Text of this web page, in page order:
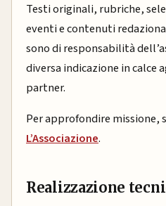
Testi originali, rubriche,
eventi e contenuti
sono di responsabilità
diversa indicazione in calce
partner.
Per approfondire
L’Associazione.
Realizzazione